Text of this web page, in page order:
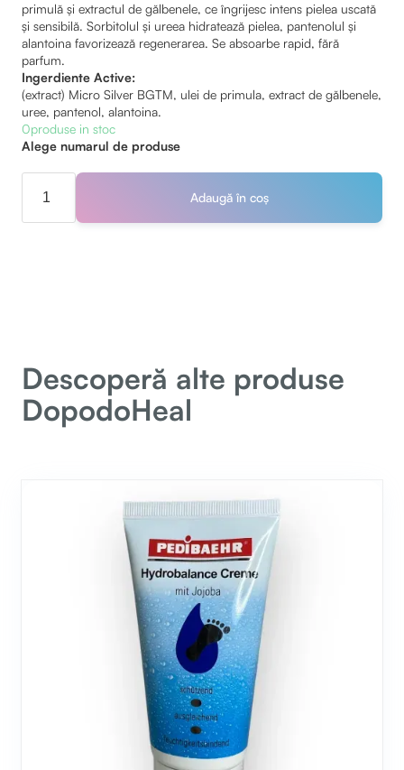
primulă și extractul de gălbenele, ce îngrijesc intens pielea uscată
și sensibilă. Sorbitolul și ureea hidratează pielea, pantenolul și
alantoina favorizează regenerarea. Se absoarbe rapid, fără
parfum.
Ingerdiente Active:
(extract) Micro Silver BGTM, ulei de primula, extract de gălbenele,
uree, pantenol, alantoina.
0produse in stoc
Alege numarul de produse
Descoperă alte produse
DopodoHeal